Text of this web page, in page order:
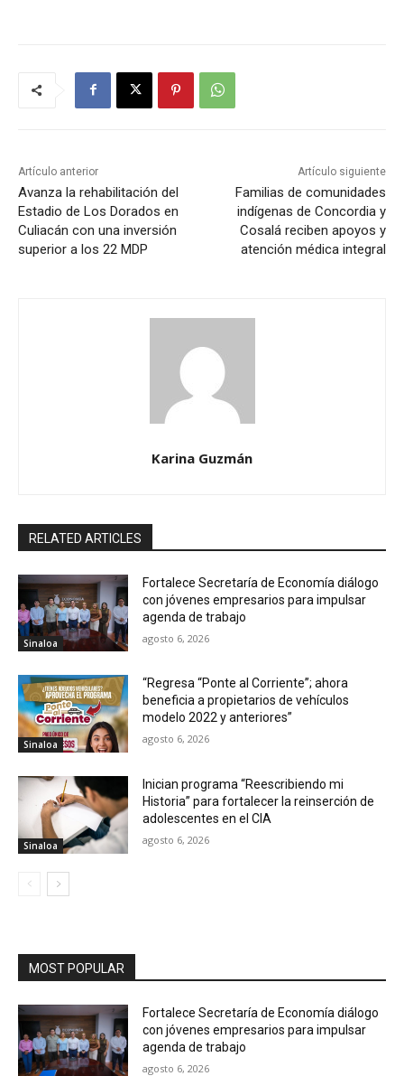
Artículo anterior
Avanza la rehabilitación del
Estadio de Los Dorados en
Culiacán con una inversión
superior a los 22 MDP
Artículo siguiente
Familias de comunidades
indígenas de Concordia y
Cosalá reciben apoyos y
atención médica integral
Karina Guzmán
RELATED ARTICLES
Sinaloa
Fortalece Secretaría de Economía diálogo
con jóvenes empresarios para impulsar
agenda de trabajo
agosto 6, 2026
Sinaloa
“Regresa “Ponte al Corriente”; ahora
beneficia a propietarios de vehículos
modelo 2022 y anteriores”
agosto 6, 2026
Sinaloa
Inician programa “Reescribiendo mi
Historia” para fortalecer la reinserción de
adolescentes en el CIA
agosto 6, 2026
MOST POPULAR
Fortalece Secretaría de Economía diálogo
con jóvenes empresarios para impulsar
agenda de trabajo
agosto 6, 2026